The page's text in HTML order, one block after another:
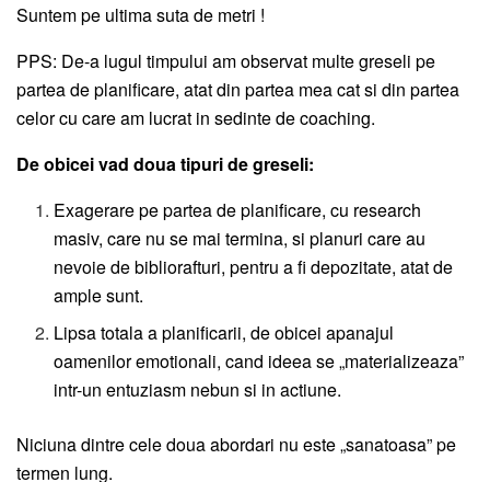
Suntem pe ultima suta de metri !
PPS: De-a lugul timpului am observat multe greseli pe
partea de planificare, atat din partea mea cat si din partea
celor cu care am lucrat in sedinte de coaching.
De obicei vad doua tipuri de greseli:
Exagerare pe partea de planificare, cu research
masiv, care nu se mai termina, si planuri care au
nevoie de bibliorafturi, pentru a fi depozitate, atat de
ample sunt.
Lipsa totala a planificarii, de obicei apanajul
oamenilor emotionali, cand ideea se „materializeaza”
intr-un entuziasm nebun si in actiune.
Niciuna dintre cele doua abordari nu este „sanatoasa” pe
termen lung.